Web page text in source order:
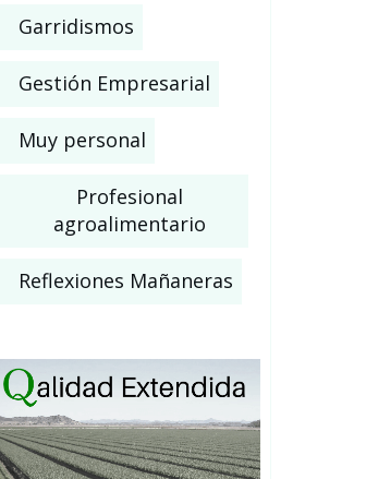
Garridismos
Gestión Empresarial
Muy personal
Profesional
agroalimentario
Reflexiones Mañaneras